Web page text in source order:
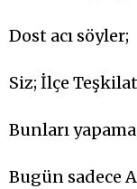
Dost acı söyler;
Siz; İlçe
Bunları
Bugün sadece